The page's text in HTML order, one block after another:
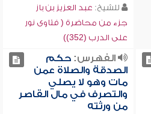
للشيخ: عبد العزيز بن باز
جزء من محاضرة ( فتاوى نور
على الدرب (352))
الفهرس:حكم
الصدقة والصلاة عمن
مات وهو لا يصلي
والتصرف في مال القاصر
من ورثته